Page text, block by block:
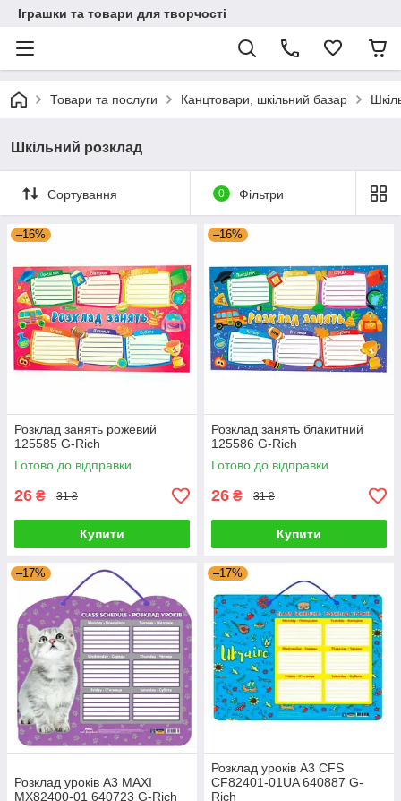
Іграшки та товари для творчості
Товари та послуги Канцтовари, шкільний базар
Шкільний розклад
Сортування 0 Фільтри
–16%
Розклад занять рожевий
125585 G-Rich
Готово до відправки
26 ₴ 31 ₴
Купити
–16%
Розклад занять блакитний
125586 G-Rich
Готово до відправки
26 ₴ 31 ₴
Купити
–17%
Розклад уроків А3 MAXI
MX82400-01 640723 G-Rich
–17%
Розклад уроків А3 CFS
CF82401-01UA 640887 G-
Rich